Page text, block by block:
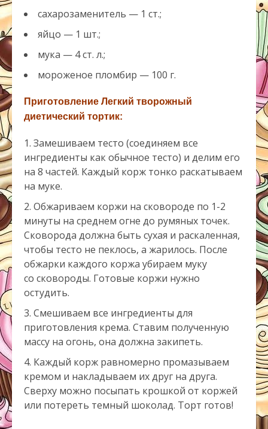
сахарозаменитель — 1 ст.;
яйцо — 1 шт.;
мука — 4 ст. л.;
мороженое пломбир — 100 г.
Приготовление Легкий творожный
диетический тортик:
Замешиваем тесто (соединяем все
ингредиенты как обычное тесто) и делим его
на 8 частей. Каждый корж тонко раскатываем
на муке.
Обжариваем коржи на сковороде по 1-2
минуты на среднем огне до румяных точек.
Сковорода должна быть сухая и раскаленная,
чтобы тесто не пеклось, а жарилось. После
обжарки каждого коржа убираем муку
со сковороды. Готовые коржи нужно
остудить.
Смешиваем все ингредиенты для
приготовления крема. Ставим полученную
массу на огонь, она должна закипеть.
Каждый корж равномерно промазываем
кремом и накладываем их друг на друга.
Сверху можно посыпать крошкой от коржей
или потереть темный шоколад. Торт готов!